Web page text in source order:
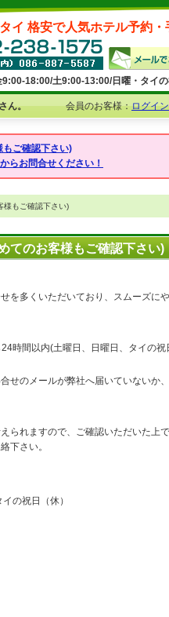
タイ 格安で人気ホテル予約・
9:00-18:00/土9:00-13:00/日曜・タイの
ん。 会員のお客様：ログイ
ご確認下さい)
らお問合せください！
様もご確認下さい)
てのお客様もご確認下さい)
を多くいただいており、スムーズに
時間以内(土曜日、日曜日、タイの
せのメールが弊社へ届いていないか
られますので、ご確認いただいた上
下さい。
の祝日（休）